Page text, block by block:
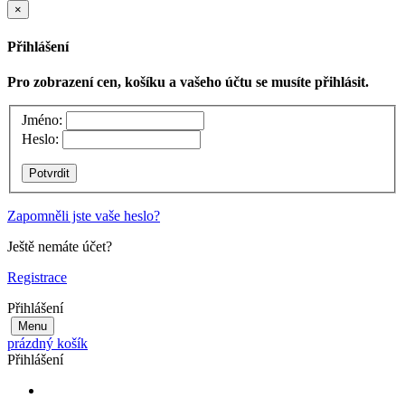
×
Přihlášení
Pro zobrazení cen, košíku a vašeho účtu se musíte přihlásit.
Jméno:
Heslo:
Zapomněli jste vaše heslo?
Ještě nemáte účet?
Registrace
Přihlášení
Menu
prázdný košík
Přihlášení